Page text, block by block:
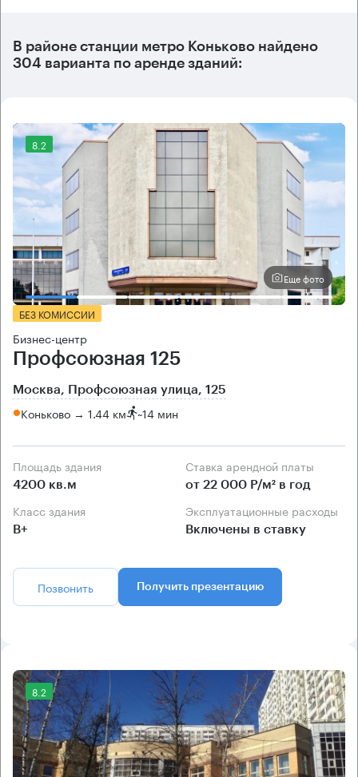
В районе станции метро Коньково найдено
304 варианта по аренде зданий:
8.2
Еще фото
БЕЗ КОМИССИИ
Бизнес-центр
Профсоюзная 125
Москва, Профсоюзная улица, 125
Коньково → 1.44 км ~14 мин
Площадь здания
4200 кв.м
Ставка арендной платы
от 22 000 Р/м² в год
Класс здания
B+
Эксплуатационные расходы
Включены в ставку
Позвонить Получить презентацию
8.2